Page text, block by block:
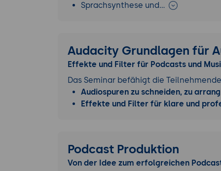
Sprachsynthese und…
Audacity Grundlagen für
Effekte und Filter für Podcasts und
Das Seminar befähigt die
Audiospuren zu schneiden, zu
Effekte und Filter für klare und
Podcast Produktion
Von der Idee zum erfolgreichen